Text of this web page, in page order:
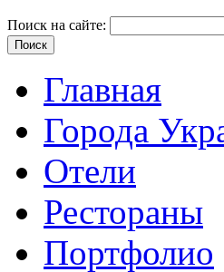
Поиск на сайте:
Главная
Города
Отели
Рестораны
Портфолио